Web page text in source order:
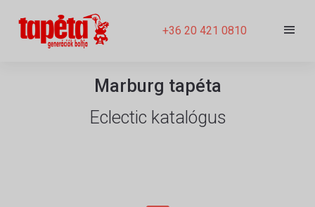
+36 20 421 0810
Marburg tapéta
Eclectic katalógus